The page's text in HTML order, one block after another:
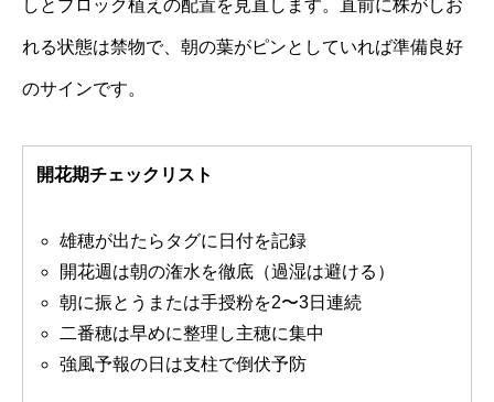
しとブロック植えの配置を見直します。直前に株がしお
れる状態は禁物で、朝の葉がピンとしていれば準備良好
のサインです。
開花期チェックリスト
雄穂が出たらタグに日付を記録
開花週は朝の潅水を徹底（過湿は避ける）
朝に振とうまたは手授粉を2〜3日連続
二番穂は早めに整理し主穂に集中
強風予報の日は支柱で倒伏予防